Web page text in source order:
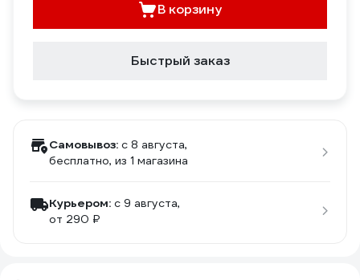
В корзину
Быстрый заказ
Самовывоз: c 8 августа,
бесплатно, из 1 магазина
Курьером: c 9 августа,
от 290 ₽